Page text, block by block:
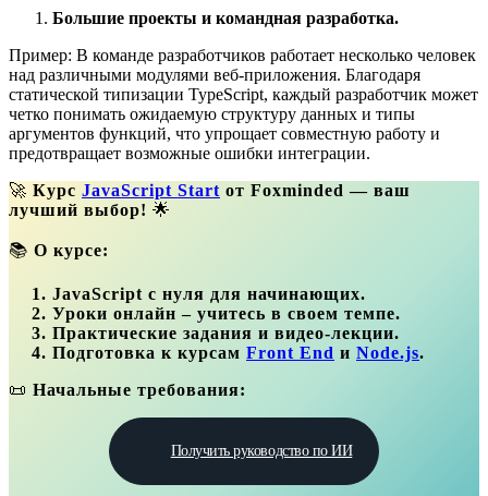
Большие проекты и командная разработка.
Пример: В команде разработчиков работает несколько человек
над различными модулями веб-приложения. Благодаря
статической типизации TypeScript, каждый разработчик может
четко понимать ожидаемую структуру данных и типы
аргументов функций, что упрощает совместную работу и
предотвращает возможные ошибки интеграции.
🚀 Курс JavaScript Start от Foxminded — ваш
лучший выбор! 🌟
📚 О курсе:
JavaScript с нуля для начинающих.
Уроки онлайн – учитесь в своем темпе.
Практические задания и видео-лекции.
Подготовка к курсам Front End и Node.js.
📜 Начальные требования:
Получить руководство по ИИ